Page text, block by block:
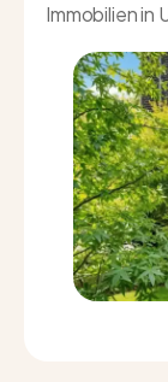
Immobilien in